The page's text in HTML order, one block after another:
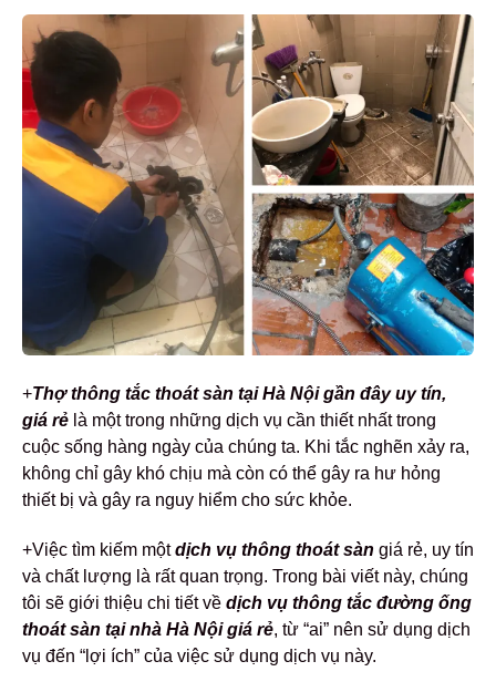
+Thợ thông tắc thoát sàn tại Hà Nội gần đây uy tín,
giá rẻ là một trong những dịch vụ cần thiết nhất trong
cuộc sống hàng ngày của chúng ta. Khi tắc nghẽn xảy ra,
không chỉ gây khó chịu mà còn có thể gây ra hư hỏng
thiết bị và gây ra nguy hiểm cho sức khỏe.
+Việc tìm kiếm mộtdịch vụ thông thoát sàn giá rẻ, uy tín
và chất lượng là rất quan trọng. Trong bài viết này, chúng
tôi sẽ giới thiệu chi tiết về dịch vụ thông tắc đường ống
thoát sàn tại nhà Hà Nội giá rẻ, từ “ai” nên sử dụng dịch
vụ đến “lợi ích” của việc sử dụng dịch vụ này.